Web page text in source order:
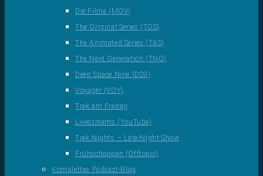
Die Filme (MOV)
The Original Series (TOS)
The Animated Series (TAS)
The Next Generation (TNG)
Deep Space Nine (DS9)
Voyager (VOY)
Trek am Freitag
Livestreams (YouTube)
Trek Nights – Late-Night-Show
Frühschoppen (Offtopic)
Komplettes Podcast-Blog